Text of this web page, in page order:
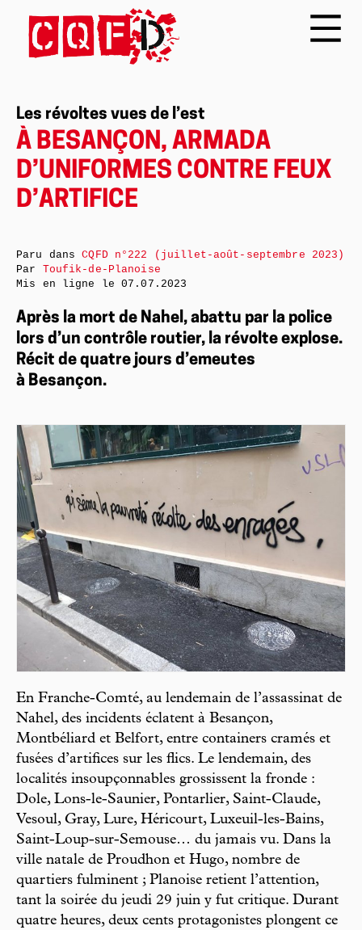
Les révoltes vues de l’est
À BESANÇON, ARMADA
D’UNIFORMES CONTRE FEUX
D’ARTIFICE
Après la mort de Nahel, abattu par la police
lors d’un contrôle routier, la révolte explose.
Récit de quatre jours d’emeutes
à Besançon.
En Franche-Comté, au lendemain de l’assassinat de
Nahel, des incidents éclatent à Besançon,
Montbéliard et Belfort, entre containers cramés et
fusées d’artifices sur les flics. Le lendemain, des
localités insoupçonnables grossissent la fronde :
Dole, Lons-le-Saunier, Pontarlier, Saint-Claude,
Vesoul, Gray, Lure, Héricourt, Luxeuil-les-Bains,
Saint-Loup-sur-Semouse… du jamais vu. Dans la
ville natale de Proudhon et Hugo, nombre de
quartiers fulminent ; Planoise retient l’attention,
tant la soirée du jeudi 29 juin y fut critique. Durant
quatre heures, deux cents protagonistes plongent ce
Paru dansCQFD n°222 (juillet-août-septembre 2023)
Par Toufik-de-Planoise
Mis en ligne le07.07.2023